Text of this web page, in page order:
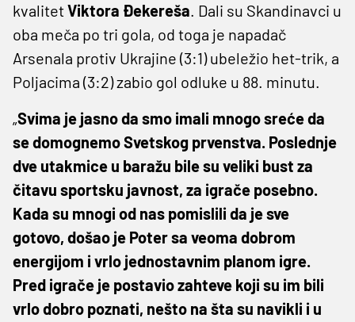
kvalitetViktora Đekereša. Dali su Skandinavci u
oba meča po tri gola, od toga je napadač
Arsenala protiv Ukrajine (3:1) ubeležio het-trik, a
Poljacima (3:2) zabio gol odluke u 88. minutu.
„Svima je jasno da smo imali mnogo sreće da
se domognemo Svetskog prvenstva. Poslednje
dve utakmice u baražu bile su veliki bust za
čitavu sportsku javnost, za igrače posebno.
Kada su mnogi od nas pomislili da je sve
gotovo, došao je Poter sa veoma dobrom
energijom i vrlo jednostavnim planom igre.
Pred igrače je postavio zahteve koji su im bili
vrlo dobro poznati, nešto na šta su navikli i u